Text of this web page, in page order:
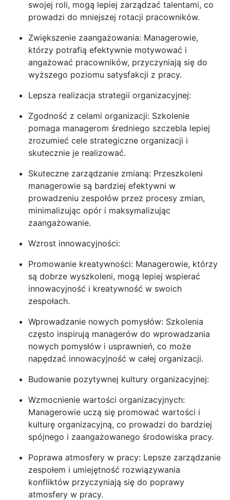
swojej roli, mogą lepiej zarządzać talentami, co
prowadzi do mniejszej rotacji pracowników.
Zwiększenie zaangażowania: Managerowie,
którzy potrafią efektywnie motywować i
angażować pracowników, przyczyniają się do
wyższego poziomu satysfakcji z pracy.
Lepsza realizacja strategii organizacyjnej:
Zgodność z celami organizacji: Szkolenie
pomaga managerom średniego szczebla lepiej
zrozumieć cele strategiczne organizacji i
skutecznie je realizować.
Skuteczne zarządzanie zmianą: Przeszkoleni
managerowie są bardziej efektywni w
prowadzeniu zespołów przez procesy zmian,
minimalizując opór i maksymalizując
zaangażowanie.
Wzrost innowacyjności:
Promowanie kreatywności: Managerowie, którzy
są dobrze wyszkoleni, mogą lepiej wspierać
innowacyjność i kreatywność w swoich
zespołach.
Wprowadzanie nowych pomysłów: Szkolenia
często inspirują managerów do wprowadzania
nowych pomysłów i usprawnień, co może
napędzać innowacyjność w całej organizacji.
Budowanie pozytywnej kultury organizacyjnej:
Wzmocnienie wartości organizacyjnych:
Managerowie uczą się promować wartości i
kulturę organizacyjną, co prowadzi do bardziej
spójnego i zaangażowanego środowiska pracy.
Poprawa atmosfery w pracy: Lepsze zarządzanie
zespołem i umiejętność rozwiązywania
konfliktów przyczyniają się do poprawy
atmosfery w pracy.